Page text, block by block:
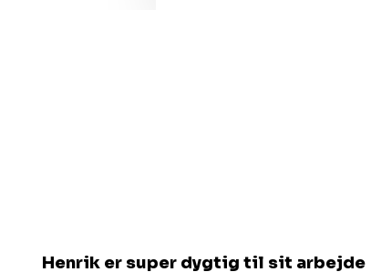
Henrik er super dygtig til sit arbejde